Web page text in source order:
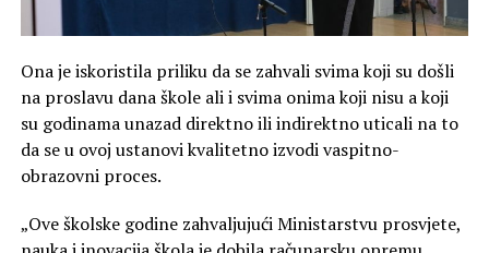
Ona je iskoristila priliku da se zahvali svima koji su došli
na proslavu dana škole ali i svima onima koji nisu a koji
su godinama unazad direktno ili indirektno uticali na to
da se u ovoj ustanovi kvalitetno izvodi vaspitno-
obrazovni proces.
„Ove školske godine zahvaljujući Ministarstvu prosvjete,